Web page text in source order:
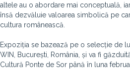
altele au o abordare mai conceptuală,
însă dezvăluie valoarea simbolică pe
cultura românească.
Expoziția se bazează pe o selecție de
WIN, București, România, și va fi
Cultură Ponte de Sor până în luna